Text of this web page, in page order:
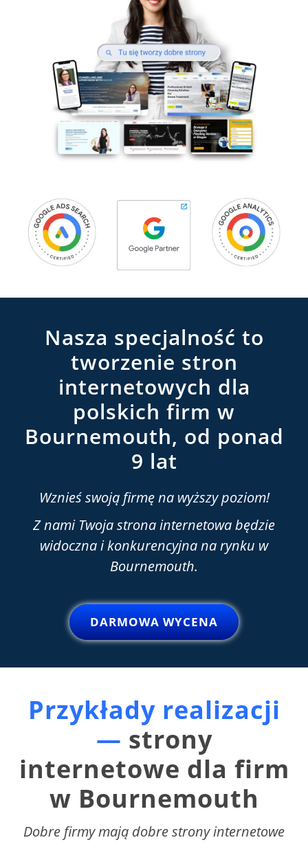
Nasza specjalność to
tworzenie stron
internetowych dla
polskich firm w
Bournemouth, od ponad
9 lat
Wznieś swoją firmę na wyższy poziom!
Z nami Twoja strona internetowa będzie
widoczna i konkurencyjna na rynku w
Bournemouth.
DARMOWA WYCENA
Przykłady realizacji
— strony
internetowe dla firm
w Bournemouth
Dobre firmy mają dobre strony internetowe